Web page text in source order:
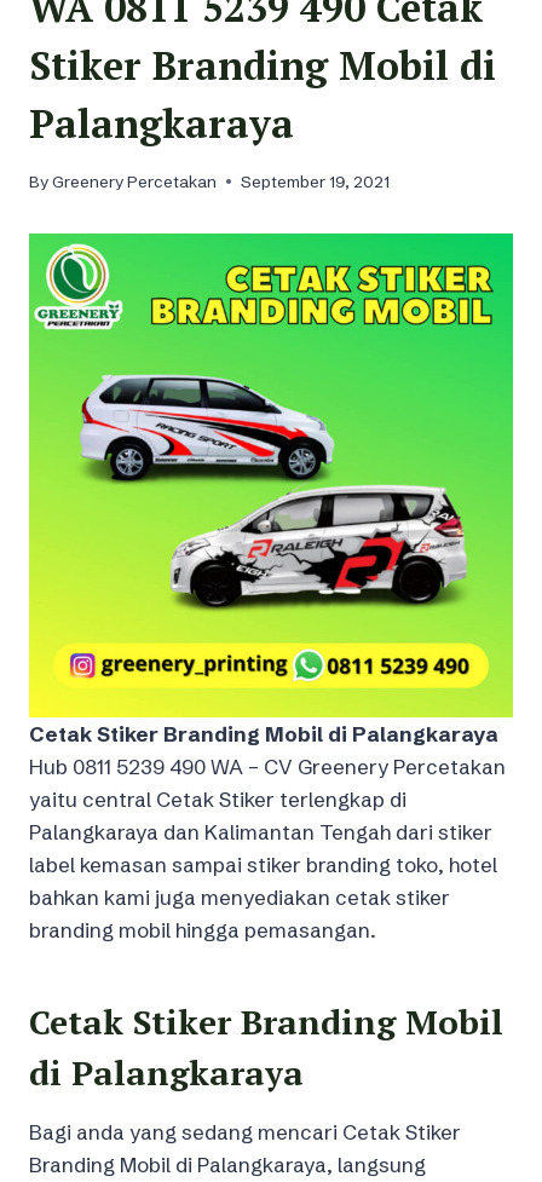
Stiker Branding Mobil di
Palangkaraya
ByGreenery Percetakan September 19, 2021
Cetak Stiker Branding Mobil di Palangkaraya
Hub 0811 5239 490 WA – CV Greenery Percetakan
yaitu central Cetak Stiker terlengkap di
Palangkaraya dan Kalimantan Tengah dari stiker
label kemasan sampai stiker branding toko, hotel
bahkan kami juga menyediakan cetak stiker
branding mobil hingga pemasangan.
Cetak Stiker Branding Mobil
di Palangkaraya
Bagi anda yang sedang mencari Cetak Stiker
Branding Mobil di Palangkaraya, langsung